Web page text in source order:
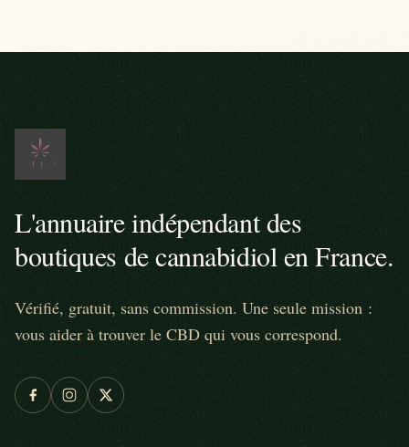
L'annuaire indépendant des
boutiques de cannabidiol en France.
Vérifié, gratuit, sans commission. Une seule mission :
vous aider à trouver le CBD qui vous correspond.